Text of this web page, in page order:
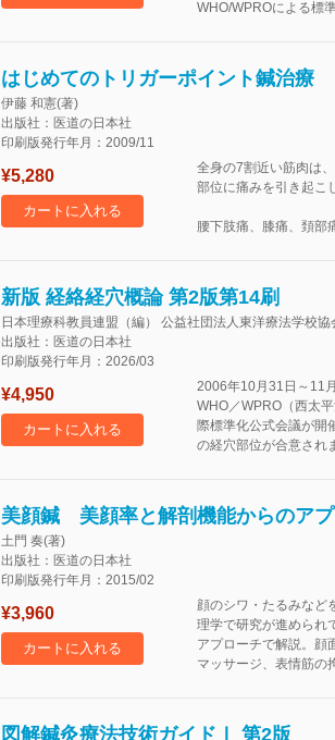
WHO/WPROによる標
はじめてのトリガーポイント鍼治療
伊藤 和憲(著)
出版社：医道の日本社
印刷版発行年月：2009/11
¥5,280
カートに入れる
全身の7割近い筋肉は
部位に痛みを引き起こ
腰下肢痛、膝痛、頚部
新版 経絡経穴概論 第2版第14刷
日本理療科教員連盟（編） 公益社団法人東洋療法学校
出版社：医道の日本社
印刷版発行年月：2026/03
¥4,950
カートに入れる
2006年10月31日～11
WHO／WPRO（西太
際標準化公式会議が開
の経穴部位が合意され
美顔鍼 美顔率と解剖機能からのア
土門 奏(著)
出版社：医道の日本社
印刷版発行年月：2015/02
¥3,960
カートに入れる
顔のシワ・たるみなど
理学で研究が進められ
アプローチで解説。顔
マッサージ、表情筋の
図解鍼灸療法技術ガイドⅠ 第2版